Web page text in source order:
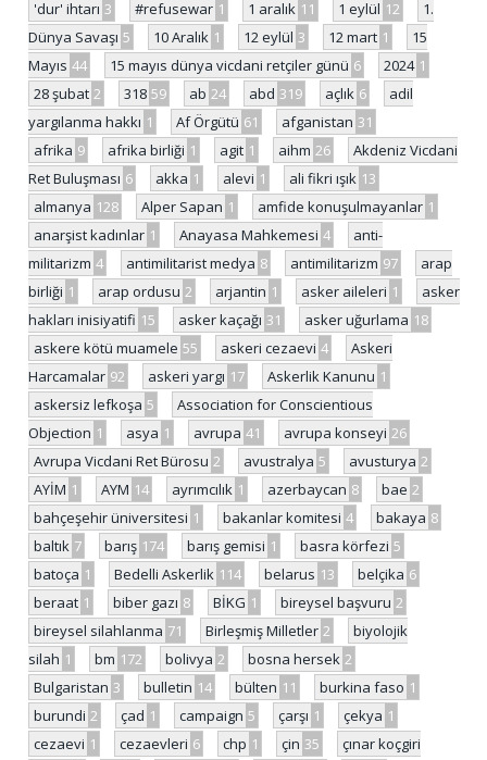
'dur' ihtarı 3 #refusewar 1 1 aralık 11 1 eylül 12
1.
Dünya Savaşı 5 10 Aralık 1 12 eylül 3 12 mart 1
15
Mayıs 44 15 mayıs dünya vicdani retçiler günü 6 2024 1
28 şubat 2 318 59 ab 24 abd 319 açlık 6
adil
yargılanma hakkı 1 Af Örgütü 61 afganistan 31
afrika 9 afrika birliği 1 agit 1 aihm 26
Akdeniz Vicdani
Ret Buluşması 6 akka 1 alevi 1 ali fikri ışık 13
almanya 128 Alper Sapan 1 amfide konuşulmayanlar 1
anarşist kadınlar 1 Anayasa Mahkemesi 4
anti-
militarizm 4 antimilitarist medya 8 antimilitarizm 97
arap
birliği 1 arap ordusu 2 arjantin 1 asker aileleri 1
asker
hakları inisiyatifi 15 asker kaçağı 31 asker uğurlama 18
askere kötü muamele 55 askeri cezaevi 4
Askeri
Harcamalar 92 askeri yargı 17 Askerlik Kanunu 1
askersiz lefkoşa 5
Association for Conscientious
Objection 1 asya 1 avrupa 41 avrupa konseyi 26
Avrupa Vicdani Ret Bürosu 2 avustralya 5 avusturya 2
AYİM 1 AYM 14 ayrımcılık 1 azerbaycan 8 bae 2
bahçeşehir üniversitesi 1 bakanlar komitesi 4 bakaya 8
baltık 7 barış 174 barış gemisi 1 basra körfezi 5
batoça 1 Bedelli Askerlik 114 belarus 13 belçika 6
beraat 1 biber gazı 8 BİKG 1 bireysel başvuru 2
bireysel silahlanma 71 Birleşmiş Milletler 2
biyolojik
silah 1 bm 172 bolivya 2 bosna hersek 2
Bulgaristan 3 bulletin 14 bülten 11 burkina faso 1
burundi 2 çad 1 campaign 5 çarşı 1 çekya 1
cezaevi 1 cezaevleri 6 chp 1 çin 35
çınar koçgiri